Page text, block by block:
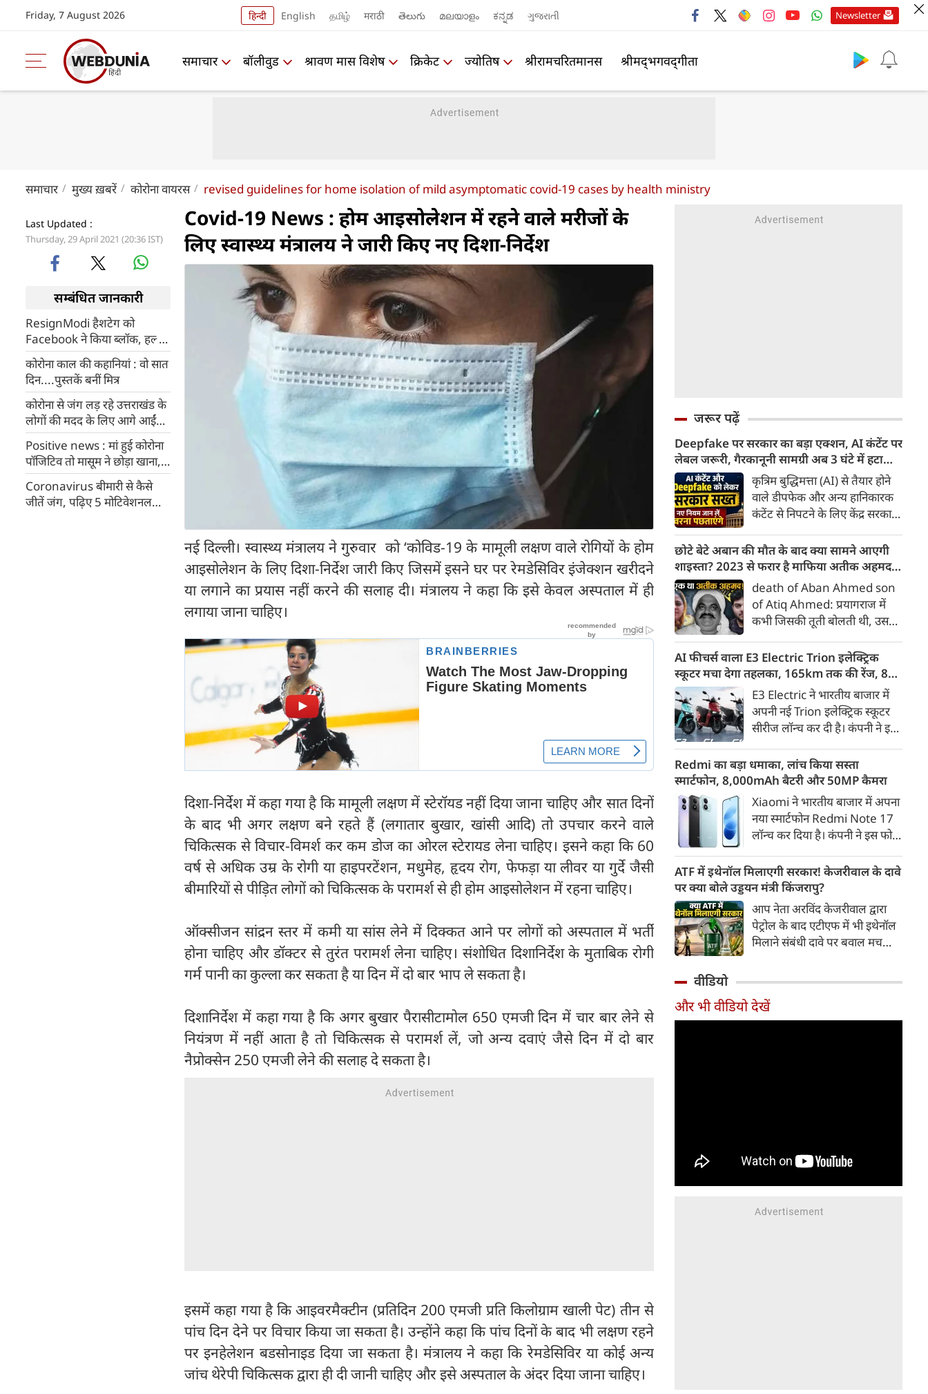
Friday, 7 August 2026 हिन्दी English தமிழ் मराठी తెలుగు മലയാളം ಕನ್ನಡ ગુજરાતી Newsletter
समाचार बॉलीवुड श्रावण मास विशेष क्रिकेट ज्योतिष श्रीरामचरितमानस श्रीमद्‍भगवद्‍गीता
समाचार मुख्य ख़बरें कोरोना वायरस revised guidelines for home isolation of mild asymptomatic covid-19 cases by health ministry
Last Updated :
Thursday, 29 April 2021 (20:36 IST)
सम्बंधित जानकारी
ResignModi हैशटेग को
Facebook ने किया ब्लॉक, हल्ला
मचा तो रिस्टोर कर कहा - गलती से
हो गया
कोरोना काल की कहानियां : वो सात
दिन....पुस्तकें बनीं मित्र
कोरोना से जंग लड़ रहे उत्तराखंड के
लोगों की मदद के लिए आगे आईं
उर्वशी रौटेला, दान किए ऑक्सीजन
कंसंट्रेटर्स
Positive news : मां हुई कोरोना
पॉजिटिव तो मासूम ने छोड़ा खाना,
इंदौर ट्रैफिक पुलिस के डांसिंग कॉप
रंजीत ने ऐसे मनाया
Coronavirus बीमारी से कैसे
जीतें जंग, पढ़िए 5 मोटिवेशनल
Covid-19 News : होम आइसोलेशन में रहने वाले मरीजों के
लिए स्वास्थ्य मंत्रालय ने जारी किए नए दिशा-निर्देश
नई दिल्ली। स्वास्थ्य मंत्रालय ने गुरुवार को ‘कोविड-19 के मामूली लक्षण वाले रोगियों के होम
आइसोलेशन के लिए दिशा-निर्देश जारी किए जिसमें इसने घर पर रेमडेसिविर इंजेक्शन खरीदने
या लगाने का प्रयास नहीं करने की सलाह दी। मंत्रालय ने कहा कि इसे केवल अस्पताल में ही
लगाया जाना चाहिए।
दिशा-निर्देश में कहा गया है कि मामूली लक्षण में स्टेरॉयड नहीं दिया जाना चाहिए और सात दिनों
के बाद भी अगर लक्षण बने रहते हैं (लगातार बुखार, खांसी आदि) तो उपचार करने वाले
चिकित्सक से विचार-विमर्श कर कम डोज का ओरल स्टेरायड लेना चाहिए। इसने कहा कि 60
वर्ष से अधिक उम्र के रोगी या हाइपरटेंशन, मधुमेह, हृदय रोग, फेफड़ा या लीवर या गुर्दे जैसी
बीमारियों से पीड़ित लोगों को चिकित्सक के परामर्श से ही होम आइसोलेशन में रहना चाहिए।
ऑक्सीजन सांद्रन स्तर में कमी या सांस लेने में दिक्कत आने पर लोगों को अस्पताल में भर्ती
होना चाहिए और डॉक्टर से तुरंत परामर्श लेना चाहिए। संशोधित दिशानिर्देश के मुताबिक रोगी
गर्म पानी का कुल्ला कर सकता है या दिन में दो बार भाप ले सकता है।
दिशानिर्देश में कहा गया है कि अगर बुखार पैरासीटामोल 650 एमजी दिन में चार बार लेने से
नियंत्रण में नहीं आता है तो चिकित्सक से परामर्श लें, जो अन्य दवाएं जैसे दिन में दो बार
नैप्रोक्सेन 250 एमजी लेने की सलाह दे सकता है।
इसमें कहा गया है कि आइवरमैक्टीन (प्रतिदिन 200 एमजी प्रति किलोग्राम खाली पेट) तीन से
पांच दिन देने पर विचार किया जा सकता है। उन्होंने कहा कि पांच दिनों के बाद भी लक्षण रहने
पर इनहेलेशन बडसोनाइड दिया जा सकता है। मंत्रालय ने कहा कि रेमडेसिविर या कोई अन्य
जांच थेरेपी चिकित्सक द्वारा ही दी जानी चाहिए और इसे अस्पताल के अंदर दिया जाना चाहिए।
जरूर पढ़ें
Deepfake पर सरकार का बड़ा एक्शन, AI कंटेंट पर
लेबल जरूरी, गैरकानूनी सामग्री अब 3 घंटे में हटानी
होगी, नए नियम जान लें वरना पछताएंगे
कृत्रिम बुद्धिमत्ता (AI) से तैयार होने
वाले डीपफेक और अन्य हानिकारक
कंटेंट से निपटने के लिए केंद्र सरकार
किया है। सरकार ने AI से तैयार कंटेंट
पर स्पष्ट लेबल और पहचान योग्य
मेटाडेटा उपलब्ध कराना अनिवार्य
किया है। साथ ही, सरकारी या
न्यायालय के आदेश के आधार पर
गैरकानूनी जानकारी हटाने की
समयसीमा 36 घंटे से घटाकर 3 घंटे
कर दी गई है।
छोटे बेटे अबान की मौत के बाद क्या सामने आएगी
शाइस्ता? 2023 से फरार है माफिया अतीक अहमद
की पत्नी
death of Aban Ahmed son
of Atiq Ahmed: प्रयागराज में
कभी जिसकी तूती बोलती थी, उस
अहमद के कुनबे पर कानून और
किस्मत की दोहरी मार पड़ रही है।
जिस झांसी जिले में अप्रैल 2023 में
अतीक के एनकाउंटर में मारे गए बेटे
असद की सांसें थमी थीं, उसी झांसी में
अब उसके छोटे बेटे अबान की भीषण
सड़क दुर्घटना में जान चली गई है।
AI फीचर्स वाला E3 Electric Trion इलेक्ट्रिक
स्कूटर मचा देगा तहलका, 165km तक की रेंज, 8
साल की बैटरी वारंटी, कीमत जानेंगे तो हो जाएंगे
हैरान
E3 Electric ने भारतीय बाजार में
अपनी नई Trion इलेक्ट्रिक स्कूटर
सीरीज लॉन्च कर दी है। कंपनी ने इसे
पेश किया है। Trion की शुरुआती
कीमत 99,999 रुपए (एक्स-शोरूम,
बेंगलुरु) रखी गई है। फिलहाल इसकी
बुकिंग बेंगलुरु के ग्राहकों के लिए
कंपनी की आधिकारिक वेबसाइट के
जरिए शुरू की गई है। आने वाले समय
में इसे दूसरे शहरों में भी उपलब्ध
कराया जाएगा।
Redmi का बड़ा धमाका, लांच किया सस्ता
स्मार्टफोन, 8,000mAh बैटरी और 50MP कैमरा
Xiaomi ने भारतीय बाजार में अपना
नया स्मार्टफोन Redmi Note 17
लॉन्च कर दिया है। कंपनी ने इस फोन
डिस्प्ले, 8,000mAh की बड़ी बैटरी
और Qualcomm Snapdragon
चिपसेट के साथ पेश किया है। फोन में
50MP का मेन कैमरा दिया गया है।
इसके अलावा Redmi Note 17 में
Corning Gorilla Glass 7i
चेसिस जैसे फीचर्स मिलते हैं।
ATF में इथेनॉल मिलाएगी सरकार! केजरीवाल के दावे
पर क्या बोले उड्डयन मंत्री किंजरापु?
आप नेता अरविंद केजरीवाल द्वारा
पेट्रोल के बाद एटीएफ में भी इथेनॉल
मिलाने संबंधी दावे पर बवाल मच
इथेनॉल मिलाने की कोई योजना नहीं
है।
वीडियो
और भी वीडियो देखें